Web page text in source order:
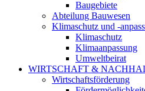
Baugebiete
Abteilung Bauwesen
Klimaschutz und -
Klimaschutz
Klimaanpassung
Umweltbeirat
WIRTSCHAFT &
Wirtschaftsförderung